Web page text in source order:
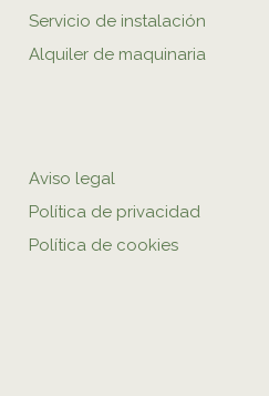
Servicio de instalación
Alquiler de maquinaria
Aviso legal
Política de privacidad
Política de cookies